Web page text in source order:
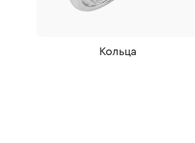
Кольца